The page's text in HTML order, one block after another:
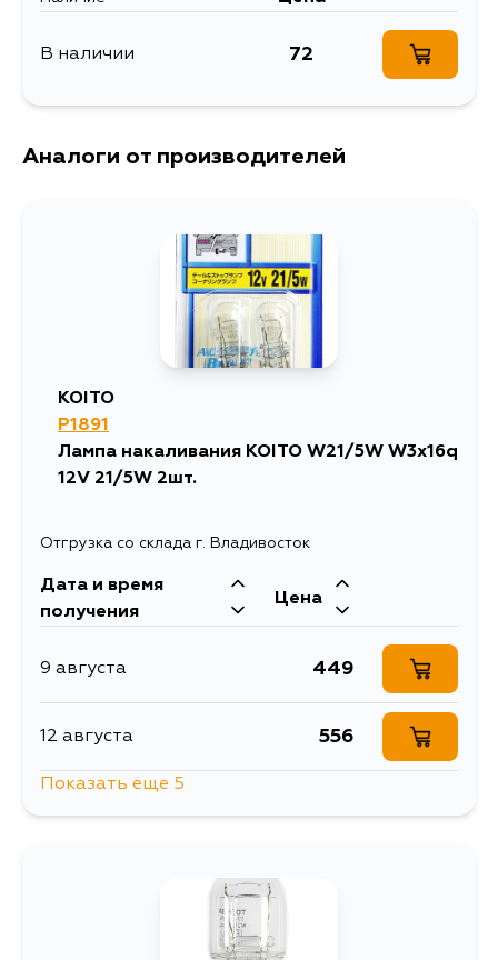
В наличии 72
Аналоги от производителей
KOITO
P1891
Лампа накаливания KOITO W21/5W W3x16q
12V 21/5W 2шт.
Отгрузка со склада г. Владивосток
Дата и время
получения
Цена
9 августа 449
12 августа 556
Показать еще 5